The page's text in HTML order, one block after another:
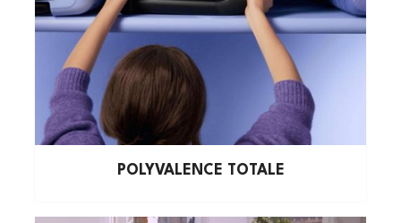
POLYVALENCE TOTALE